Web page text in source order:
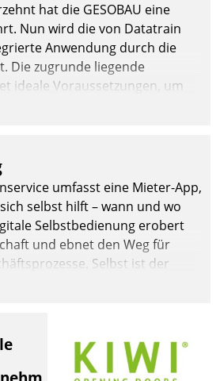
hat die GESOBAU eine
Nun wird die von Datatrain
Anwendung durch die
Die zugrunde liegende
ideale Voraussetzungen, um
App zu erweitern und weitere
umfasst eine Mieter-App,
selbst hilft – wann und wo
Selbstbedienung erobert
und ebnet den Weg für
Selbst ist der
Serviceanbieter.